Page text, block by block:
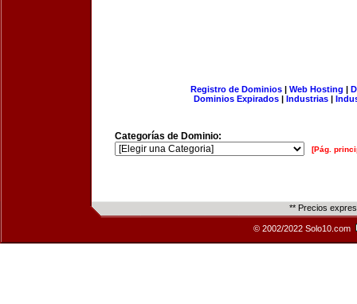
Registro de Dominios| Web Hosting |
Dominios Expirados | Industrias |
Categorías de Dominio:
[Pág.
** Precios
© 2002/2022 Solo10.com